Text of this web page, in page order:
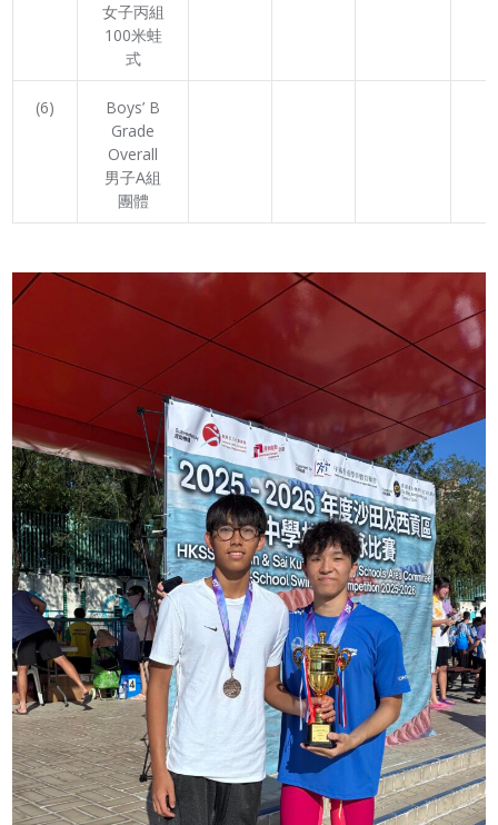
女子丙組
100米蛙
式
(6)
Boys’ B
Grade
Overall
男子A組
團體